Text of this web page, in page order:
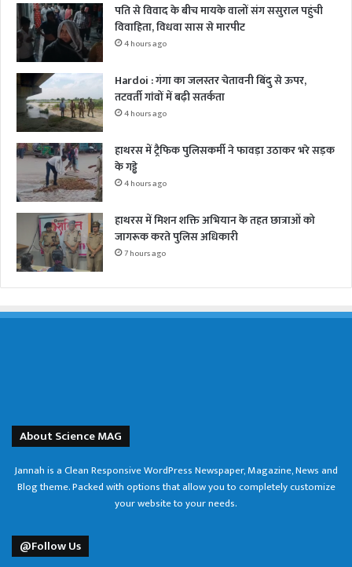
पति से विवाद के बीच मायके वालों संग ससुराल पहुंची
विवाहिता, विधवा सास से मारपीट
4 hours ago
Hardoi : गंगा का जलस्तर चेतावनी बिंदु से ऊपर,
तटवर्ती गांवों में बढ़ी सतर्कता
4 hours ago
हाथरस में ट्रैफिक पुलिसकर्मी ने फावड़ा उठाकर भरे सड़क
के गड्ढे
4 hours ago
हाथरस में मिशन शक्ति अभियान के तहत छात्राओं को
जागरूक करते पुलिस अधिकारी
7 hours ago
About Science MAG
Jannah is a Clean Responsive WordPress Newspaper, Magazine, News and
Blog theme. Packed with options that allow you to completely customize
your website to your needs.
@Follow Us